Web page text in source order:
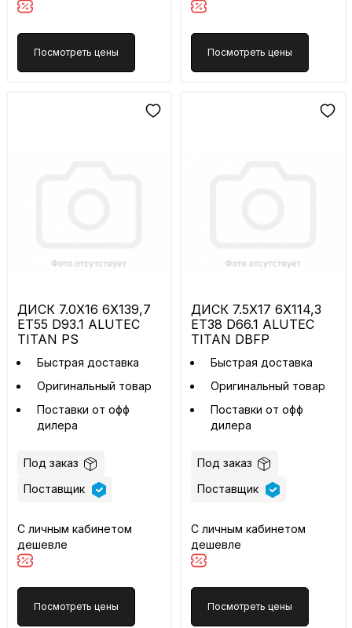
Посмотреть цены Посмотреть цены
ДИСК 7.0X16 6X139,7
ET55 D93.1 ALUTEC
TITAN PS
Быстрая доставка
Оригинальный товар
Поставки от офф
дилера
Под заказ
Поставщик
С личным кабинетом
дешевле
Посмотреть цены
ДИСК 7.5X17 6X114,3
ET38 D66.1 ALUTEC
TITAN DBFP
Быстрая доставка
Оригинальный товар
Поставки от офф
дилера
Под заказ
Поставщик
С личным кабинетом
дешевле
Посмотреть цены